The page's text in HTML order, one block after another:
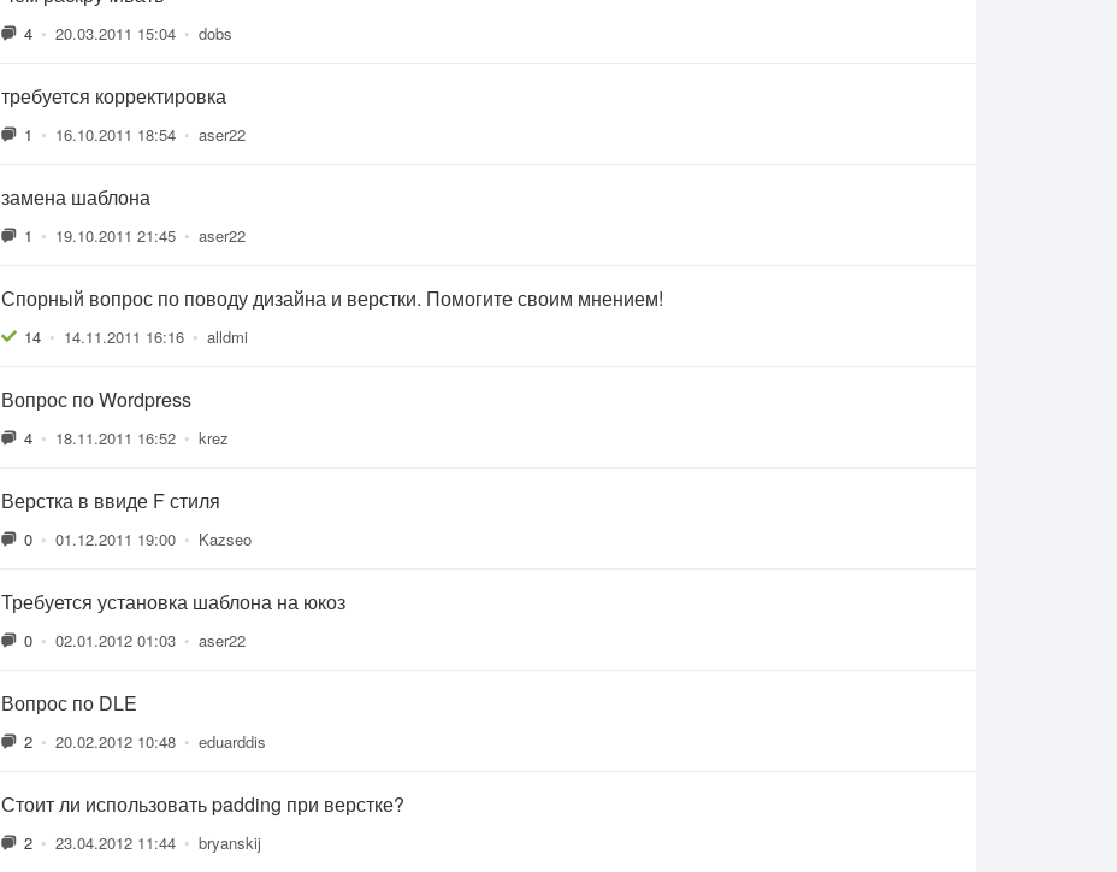
4 • 20.03.2011 15:04 • dobs
требуется корректировка
1 • 16.10.2011 18:54 • aser22
замена шаблона
1 • 19.10.2011 21:45 • aser22
Спорный вопрос по поводу дизайна и верстки. Помогите своим мнением!
14 • 14.11.2011 16:16 • alldmi
Вопрос по Wordpress
4 • 18.11.2011 16:52 • krez
Верстка в ввиде F стиля
0 • 01.12.2011 19:00 • Kazseo
Требуется установка шаблона на юкоз
0 • 02.01.2012 01:03 • aser22
Вопрос по DLE
2 • 20.02.2012 10:48 • eduarddis
Стоит ли использовать padding при верстке?
2 • 23.04.2012 11:44 • bryanskij